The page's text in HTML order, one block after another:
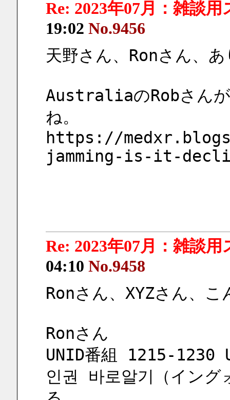
Re: 2023年07月：雑談
19:02 No.9456
天野さん、Ronさん、
AustraliaのRobさんが
ね。
https://
jamming-is-it-
Re: 2023年07月：雑談
04:10 No.9458
Ronさん、XYZさん、こ
Ronさん
UNID番組 1215-
인권 바로알기（イング